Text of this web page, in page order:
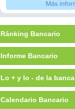
Ránking Bancario
Informe Bancario
Lo + y lo - de la banca
Calendario Bancario